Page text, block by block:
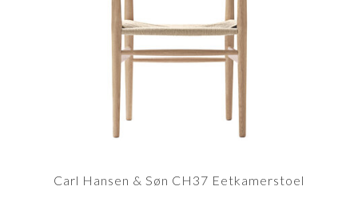
Carl Hansen & Søn CH37 Eetkamerstoel